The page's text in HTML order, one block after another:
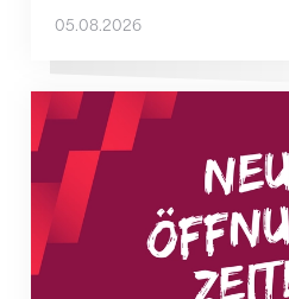
05.08.2026
Neue Empfangszeiten ab